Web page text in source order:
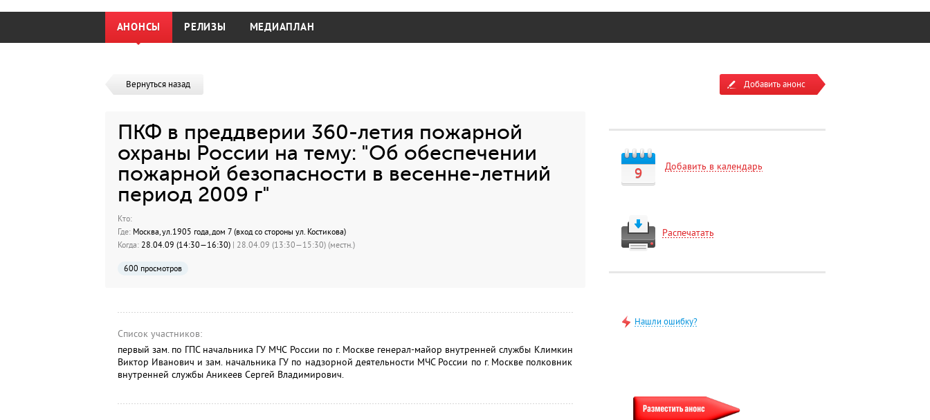
АНОНСЫ РЕЛИЗЫ МЕДИАПЛАН
Вернуться назад
ПКФ в преддверии 360-летия пожарной
охраны России на тему: "Об обеспечении
пожарной безопасности в весенне-летний
период 2009 г"
Кто:
Где:Москва, ул.1905 года, дом 7 (вход со стороны ул. Костикова)
Когда:28.04.09 (14:30—16:30) | 28.04.09 (13:30—15:30) (местн.)
600 просмотров
Список участников:
первый зам. по ГПС начальника ГУ МЧС России по г. Москве генерал-майор внутренней службы Климкин
Виктор Иванович и зам. начальника ГУ по надзорной деятельности МЧС России по г. Москве полковник
внутренней службы Аникеев Сергей Владимирович.
Добавить анонс
9 Добавить в календарь
Распечатать
Нашли ошибку?